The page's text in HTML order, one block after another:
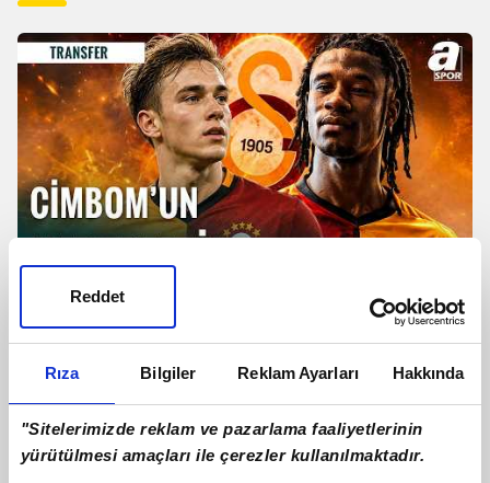
Rıza Bilgiler Reklam Ayarları Hakkında
"Sitelerimizde reklam ve pazarlama faaliyetlerinin
yürütülmesi amaçları ile çerezler kullanılmaktadır.
Reddet
TRANSFER | Galatasaray'dan
Camavinga Ve Sergey Batrakov